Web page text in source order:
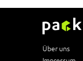
Über uns